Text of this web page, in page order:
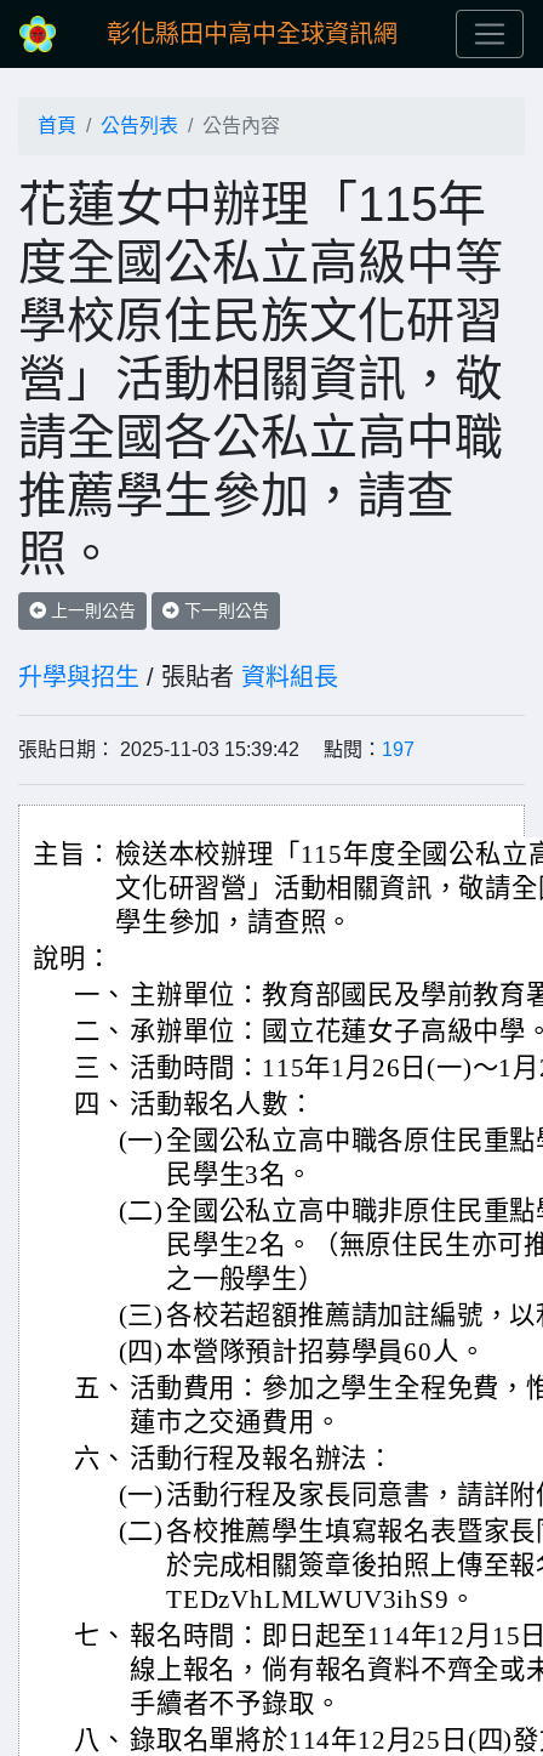
彰化縣田中高中全球資訊網
首頁 公告列表 公告內容
花蓮女中辦理「115年
度全國公私立高級中等
學校原住民族文化研習
營」活動相關資訊，敬
請全國各公私立高中職
推薦學生參加，請查
照。
上一則公告 下一則公告
升學與招生 / 張貼者 資料組長
張貼日期： 2025-11-03 15:39:42 點閱： 197
主旨： 檢送本校辦理「115年度全國公私立
文化研習營」活動相關資訊，敬請
學生參加，請查照。
說明：
一、 主辦單位：教育部國民及學前教育
二、 承辦單位：國立花蓮女子高級中學
三、 活動時間：115年1月26日(一)〜1
四、 活動報名人數：
(一) 全國公私立高中職各原住民重
民學生3名。
(二) 全國公私立高中職非原住民重
民學生2名。（無原住民生亦可
之一般學生）
(三)各校若超額推薦請加註編號，
(四) 本營隊預計招募學員60人。
五、 活動費用：參加之學生全程免費，
蓮市之交通費用。
六、 活動行程及報名辦法：
(一) 活動行程及家長同意書，請詳附
(二)各校推薦學生填寫報名表暨家
於完成相關簽章後拍照上傳至
TEDzVhLMLWUV3ihS9。
七、 報名時間：即日起至114年12月15
線上報名，倘有報名資料不齊全或
手續者不予錄取。
八、 錄取名單將於114年12月25日(四)